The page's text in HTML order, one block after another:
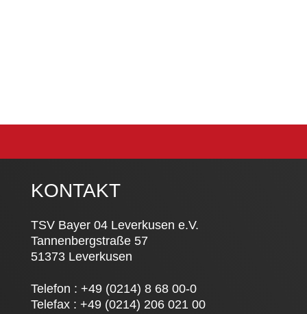
KONTAKT
TSV Bayer 04 Leverkusen e.V.
Tannenbergstraße 57
51373 Leverkusen
Telefon : +49 (0214) 8 68 00-0
Telefax : +49 (0214) 206 021 00